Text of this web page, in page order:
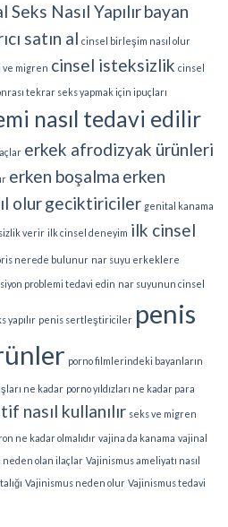
Seks Nasıl Yapılırbayan
satın al cinsel birleşim nasıl olur
migren cinsel isteksizlik cinsel
tekrar seks yapmak için ipuçları
nasıl tedavi edilir
erkek afrodizyak ürünleri
erken boşalma erken
olurgeciktiriciler genital kanama
verir ilk cinsel deneyim ilk cinsel
nerede bulunur nar suyu erkeklere
problemi tedavi edin nar suyunun cinsel
yapılır penis sertleştiriciler penis
porno filmlerindeki bayanların
ne kadar porno yıldızları ne kadar para
nasıl kullanılır seks ve migren
ne kadar olmalıdır vajina da kanama vajinal
olan ilaçlar Vajinismus ameliyatı nasıl
Vajinismus neden olur Vajinismus tedavi